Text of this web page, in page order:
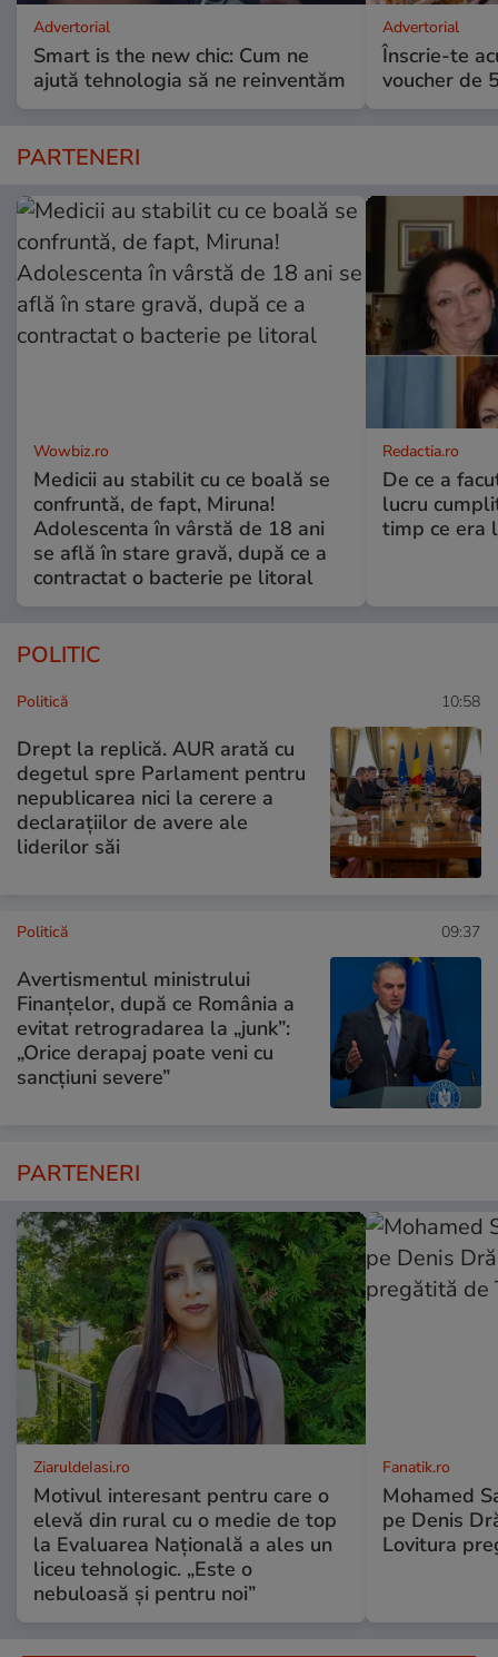
Advertorial
Smart is the new chic: Cum ne
ajută tehnologia să ne reinventăm
Advertorial
Înscrie-te
voucher de
PARTENERI
Wowbiz.ro
Medicii au stabilit cu ce boală se
confruntă, de fapt, Miruna!
Adolescenta în vârstă de 18 ani
se află în stare gravă, după ce a
contractat o bacterie pe litoral
Redactia.ro
De ce a
lucru
timp ce era
POLITIC
Politică 10:58
Drept la replică. AUR arată cu
degetul spre Parlament pentru
nepublicarea nici la cerere a
declarațiilor de avere ale
liderilor săi
Politică 09:37
Avertismentul ministrului
Finanțelor, după ce România a
evitat retrogradarea la „junk”:
„Orice derapaj poate veni cu
sancțiuni severe”
PARTENERI
ZiaruldeIasi.ro
Motivul interesant pentru care o
elevă din rural cu o medie de top
la Evaluarea Națională a ales un
liceu tehnologic. „Este o
nebuloasă și pentru noi”
Fanatik.ro
Mohamed
pe Denis
Lovitura